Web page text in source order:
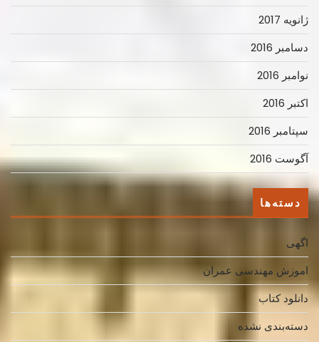
ژانویه 2017
دسامبر 2016
نوامبر 2016
اکتبر 2016
سپتامبر 2016
آگوست 2016
دسته‌ها
اگهی
اموزش مهندسی عمران
دانلود کتاب
دسته‌بندی نشده